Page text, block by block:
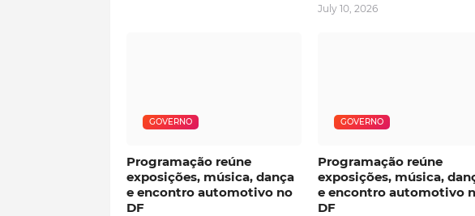
July 10, 2026
GOVERNO
Programação reúne
exposições, música, dança
e encontro automotivo no
DF
GOVERNO
Programação reúne
exposições, música,
e encontro automotivo
DF